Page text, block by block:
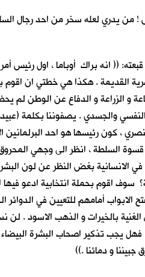
يدري لعله سخر من احد رجال
انه براك أوباما ، اول رئيس
القديمة . هكذا هي خطتي ان اقوم
الزراعة و الدفاع عن الوطن لم
والجسدي . يصفوننا بكلمة
، كون رئيسها هو احد البرلمانين
السلطة ، انظر الى وجهي المحروق
بغض النظر عن لون
سوف اقوم بحملة انتخابية ادعو
أمامهم للتعيين في
بالخيرات و الذهب الاسود . لن
. فهل يجب تذكير اصحاب البشرة
جبيننا و دمائنا .))